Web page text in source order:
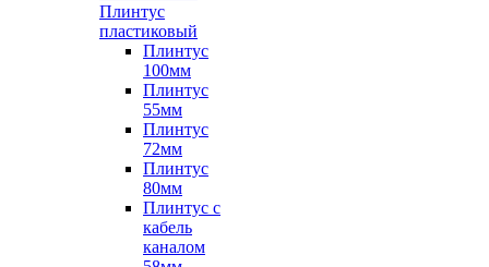
Плинтус
пластиковый
Плинтус
100мм
Плинтус
55мм
Плинтус
72мм
Плинтус
80мм
Плинтус с
кабель
каналом